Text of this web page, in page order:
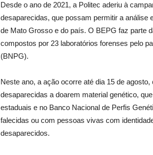
Desde o ano de 2021, a Politec aderiu à
desaparecidas, que possam permitir a análise
de Mato Grosso e do país. O BEPG faz parte
compostos por 23 laboratórios forenses pelo
(BNPG).
Neste ano, a ação ocorre até dia 15 de
desaparecidas a doarem material genético,
estaduais e no Banco Nacional de Perfis
falecidas ou com pessoas vivas com
desaparecidos.